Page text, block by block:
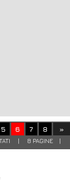
5 6 7 8 »
| 8 PAGINE |